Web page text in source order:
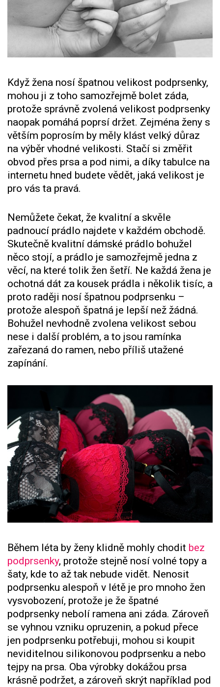
Když žena nosí špatnou velikost podprsenky,
mohou ji z toho samozřejmě bolet záda,
protože správně zvolená velikost podprsenky
naopak pomáhá poprsí držet. Zejména ženy s
větším poprosím by měly klást velký důraz
na výběr vhodné velikosti. Stačí si změřit
obvod přes prsa a pod nimi, a díky tabulce na
internetu hned budete vědět, jaká velikost je
pro vás ta pravá.
Nemůžete čekat, že kvalitní a skvěle
padnoucí prádlo najdete v každém obchodě.
Skutečně kvalitní dámské prádlo bohužel
něco stojí, a prádlo je samozřejmě jedna z
věcí, na které tolik žen šetří. Ne každá žena je
ochotná dát za kousek prádla i několik tisíc, a
proto raději nosí špatnou podprsenku –
protože alespoň špatná je lepší než žádná.
Bohužel nevhodně zvolena velikost sebou
nese i další problém, a to jsou ramínka
zařezaná do ramen, nebo příliš utažené
zapínání.
Během léta by ženy klidně mohly chodit bez
podprsenky, protože stejně nosí volné topy a
šaty, kde to až tak nebude vidět. Nenosit
podprsenku alespoň v létě je pro mnoho žen
vysvobození, protože je že špatné
podprsenky nebolí ramena ani záda. Zároveň
se vyhnou vzniku opruzenin, a pokud přece
jen podprsenku potřebuji, mohou si koupit
neviditelnou silikonovou podprsenku a nebo
tejpy na prsa. Oba výrobky dokážou prsa
krásně podržet, a zároveň skrýt například pod